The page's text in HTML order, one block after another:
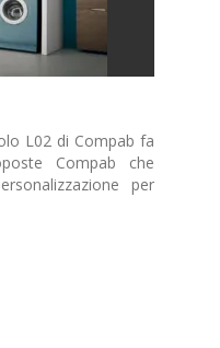
L02 di Compab fa
Compab che
per